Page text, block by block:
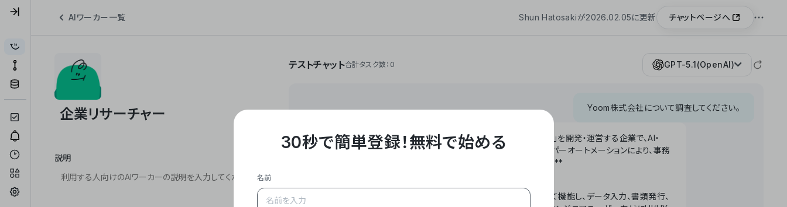
AIワーカー一覧 Shun Hatosakiが2026.02.05に更新 チャットページへ
説明
テストチャット合計タスク数：0 GPT-5.1(OpenAI)
Yoom株式会社について調査してください。
**Yoom株式会社は、ビジネスオートメーションSaaS「Yoom」を開発・運営する企業で、AI・
API・RPA・OCRなどの技術をノーコードで組み合わせたハイパーオートメーションにより、事務
作業やデスクワークを自動化するサービスを提供しています。**
- **主力プロダクト「Yoom」**: SaaS連携データベースとして機能し、データ入力、書類発行、
30秒で簡単登録！無料で始める
名前